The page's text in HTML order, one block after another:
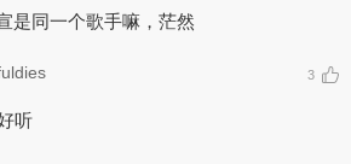
是同一个歌手嘛，茫然
3
听